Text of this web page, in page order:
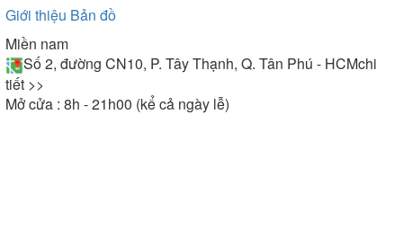
Giới thiệu Bản đồ
Miền nam
Số 2, đường CN10, P. Tây Thạnh, Q. Tân Phú - HCMchi
tiết >>
Mở cửa : 8h - 21h00 (kể cả ngày lễ)